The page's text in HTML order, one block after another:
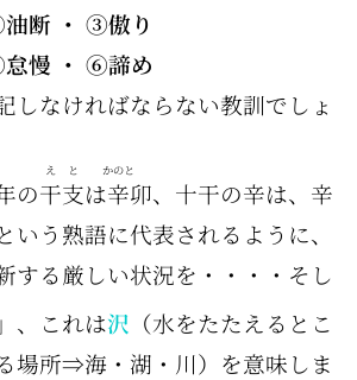
断 ・ ③傲り
・ ⑥諦め
しなければならない教訓でしょ
の干支
えと
は辛
かのと
卯、十干の辛は、辛
いう熟語に代表されるように、
する厳しい状況を・・・・そし
」、これは沢 （水をたたえるとこ
場所⇒海・湖・川）を意味しま